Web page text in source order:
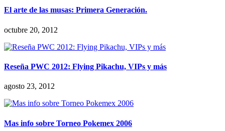
El arte de las musas: Primera Generación.
octubre 20, 2012
Reseña PWC 2012: Flying Pikachu, VIPs y más
agosto 23, 2012
Mas info sobre Torneo Pokemex 2006